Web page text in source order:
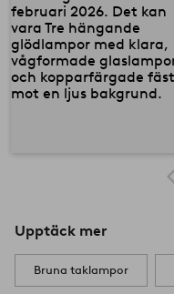
Upptäck mer
Bruna taklampor